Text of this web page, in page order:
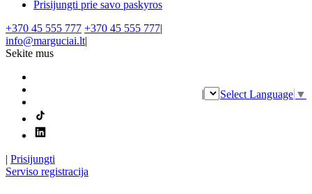
Prisijungti prie savo paskyros
+370 45 555 777 +370 45 555 777|
info@marguciai.lt|
Sekite mus
| Prisijungti
| Select Language ▼
Serviso registracija